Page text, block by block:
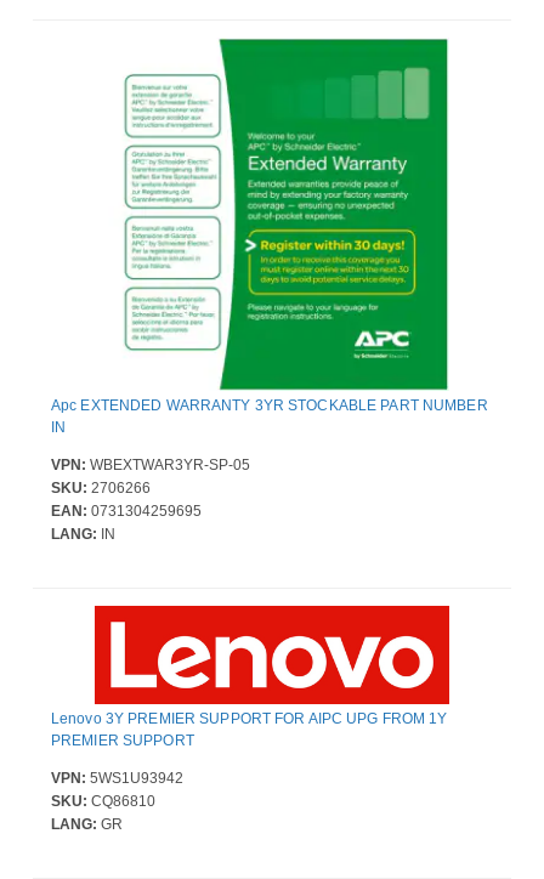
Apc EXTENDED WARRANTY 3YR STOCKABLE PART NUMBER
IN
VPN: WBEXTWAR3YR-SP-05
SKU: 2706266
EAN: 0731304259695
LANG: IN
Lenovo 3Y PREMIER SUPPORT FOR AIPC UPG FROM 1Y
PREMIER SUPPORT
VPN: 5WS1U93942
SKU: CQ86810
LANG: GR